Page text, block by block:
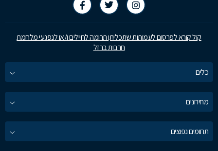
קול קורא לפרסום לעמותות שתכליתן תרומה לחיילים ו/או לנפגעי מלחמת
חרבות ברזל
כלים
מחירונים
תחומים נפוצים